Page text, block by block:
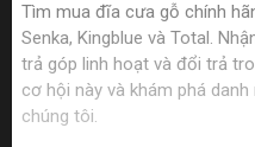
Tìm mua đĩa cưa gỗ chính
Senka, Kingblue và Total.
trả góp linh hoạt và đổi trả
cơ hội này và khám phá
chúng tôi.